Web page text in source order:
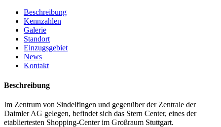
Beschreibung
Kennzahlen
Galerie
Standort
Einzugsgebiet
News
Kontakt
Beschreibung
Im Zentrum von Sindelfingen und gegenüber der Zentrale der
Daimler AG gelegen, befindet sich das Stern Center, eines der
etabliertesten Shopping-Center im Großraum Stuttgart.